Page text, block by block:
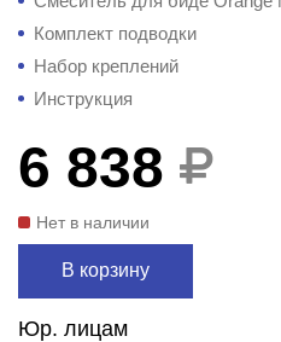
Комплект подводки
Набор креплений
Инструкция
6 838
Нет в наличии
В корзину
Юр. лицам